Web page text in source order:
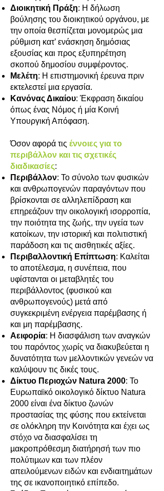
Διοικητική Πράξη: Η δήλωση
βούλησης του διοικητικού οργάνου, με
την οποία θεσπίζεται μονομερώς μια
ρύθμιση κατ’ ενάσκηση δημόσιας
εξουσίας και προς εξυπηρέτηση
σκοπού δημοσίου συμφέροντος.
Μελέτη: Η επιστημονική έρευνα πριν
εκτελεστεί μια εργασία.
Κανόνας Δικαίου: Έκφραση δικαίου
όπως ένας Νόμος ή μία Κοινή
Υπουργική Απόφαση.
Όσον αφορά τις έννοιες για το
περιβάλλον και τις σχετικές
διαδικασίες:
Περιβάλλον: Το σύνολο των φυσικών
και ανθρωπογενών παραγόντων που
βρίσκονται σε αλληλεπίδραση και
επηρεάζουν την οικολογική ισορροπία,
την ποιότητα της ζωής, την υγεία των
κατοίκων, την ιστορική και πολιτιστική
παράδοση και τις αισθητικές αξίες.
Περιβαλλοντική Επίπτωση: Καλείται
το αποτέλεσμα, η συνέπεια, που
υφίστανται οι μεταβλητές του
περιβάλλοντος (φυσικού και
ανθρωπογενούς) μετά από
συγκεκριμένη ενέργεια παρέμβασης ή
και μη παρέμβασης.
Αειφορία: Η διασφάλιση των αναγκών
του παρόντος χωρίς να διακυβεύεται η
δυνατότητα των μελλοντικών γενεών να
καλύψουν τις δικές τους.
Δίκτυο Περιοχών Natura 2000: Το
Ευρωπαϊκό οικολογικό δίκτυο Natura
2000 είναι ένα δίκτυο ζωνών
προστασίας της φύσης που εκτείνεται
σε ολόκληρη την Κοινότητα και έχει ως
στόχο να διασφαλίσει τη
µακροπρόθεσµη διατήρησή των πιο
πολύτιµων και των πλέον
απειλούµενων ειδών και ενδιαιτηµάτων
της σε ικανοποιητικό επίπεδο.